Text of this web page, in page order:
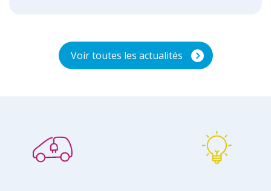
Voir toutes les actualités